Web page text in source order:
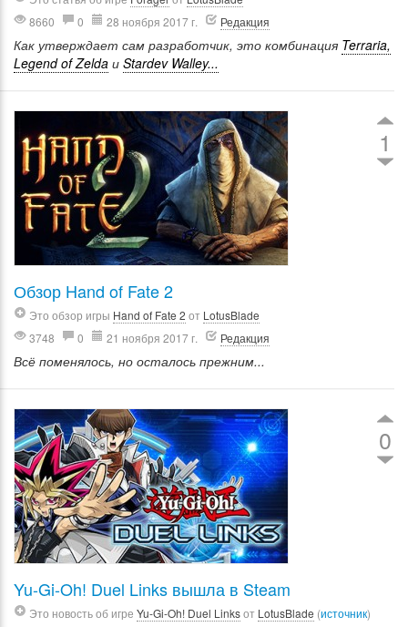
8660
0 28 ноября 2017 г. Редакция
Как утверждает сам разработчик, это комбинация Terraria,
Legend of Zelda и Stardev Walley...
1
Обзор Hand of Fate 2
Это обзор игры Hand of Fate 2 от LotusBlade
3748
0 21 ноября 2017 г. Редакция
Всё поменялось, но осталось прежним...
0
Yu-Gi-Oh! Duel Links вышла в Steam
Это новость об игре Yu-Gi-Oh! Duel Linksот LotusBlade (источник)